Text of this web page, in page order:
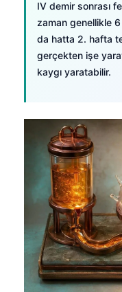
IV demir sonrası
zaman genellikle
da hatta 2. hafta
gerçekten işe
kaygı yaratabilir.